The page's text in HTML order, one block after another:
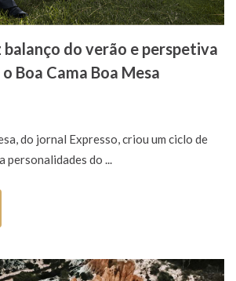
balanço do verão e perspetiva
Boa Cama Boa Mesa
do jornal Expresso, criou um ciclo de
personalidades do ...